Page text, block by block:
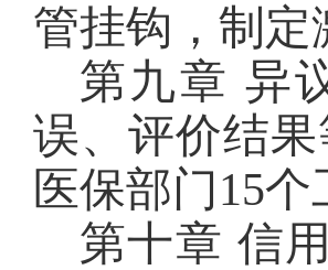
管挂钩，制
第九章 异
误、评价结
医保部门15
第十章 信